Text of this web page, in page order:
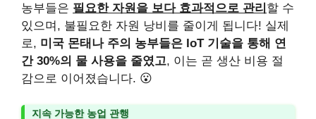
농부들은 필요한 자원을 보다 효과적으로 관리 할 수
있으며, 불필요한 자원 낭비를 줄이게 됩니다! 실제
로, 미국 몬태나 주의 농부들은 IoT 기술을 통해 연
간 30%의 물 사용을 줄였고, 이는 곧 생산 비용 절
감으로 이어졌습니다. 😮
지속 가능한 농업 관행